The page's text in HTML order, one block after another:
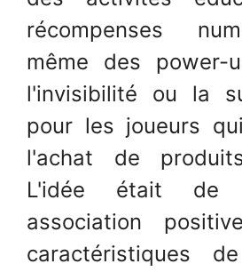
récompenses
même des power-
l'invisibilité ou la
pour les joueurs
l'achat de
L'idée était de
association
caractéristiques